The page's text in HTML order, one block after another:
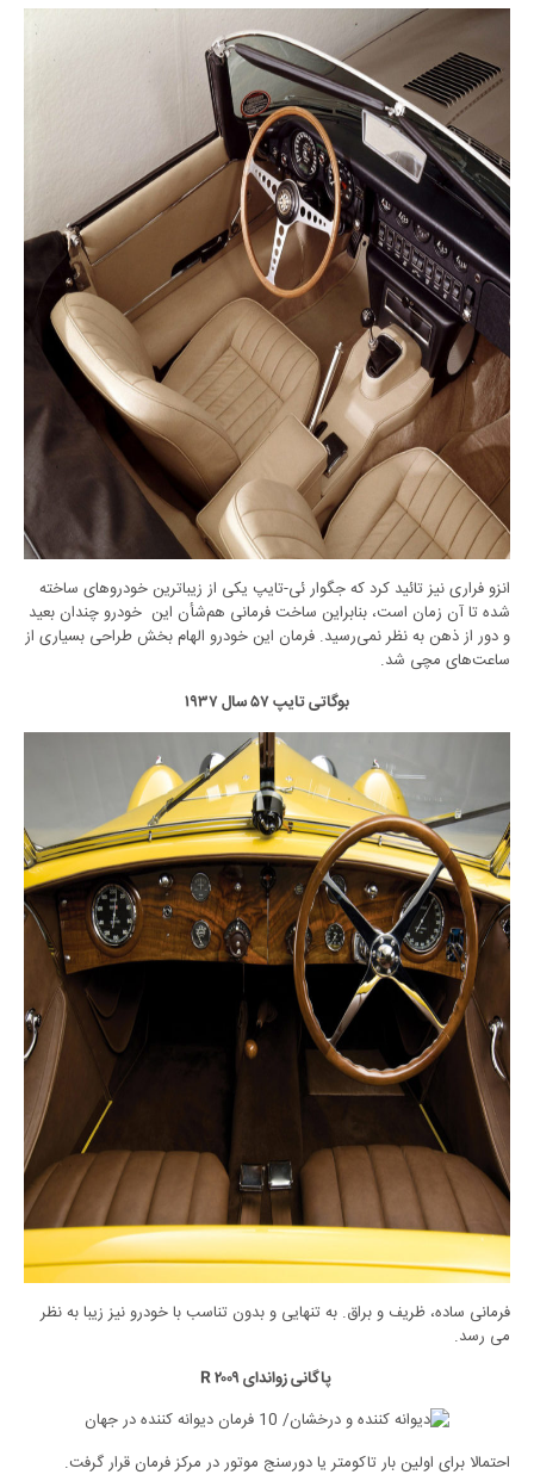
انزو فراری نیز تائید کرد که جگوار ئی-تایپ یکی از زیباترین خودروهای ساخته
شده تا آن زمان است، بنابراین ساخت فرمانی هم‌شأن این خودرو چندان بعید
و دور از ذهن به نظر نمی‌رسید. فرمان این خودرو الهام بخش طراحی بسیاری از
ساعت‌های مچی شد.
بوگاتی تایپ ۵۷ سال ۱۹۳۷
فرمانی ساده، ظریف و براق. به تنهایی و بدون تناسب با خودرو نیز زیبا به نظر
می رسد.
پاگانی زواندای R ۲۰۰۹
احتمالا برای اولین بار تاکومتر یا دورسنج موتور در مرکز فرمان قرار گرفت.